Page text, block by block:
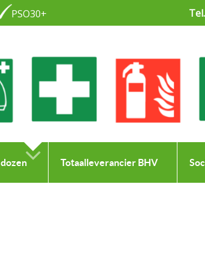
PSO30+
Totaalleverancier BHV